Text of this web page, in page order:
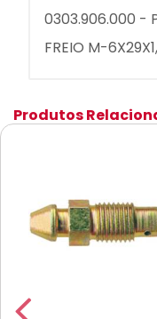
0303.906.000 -
FREIO M-
Produtos